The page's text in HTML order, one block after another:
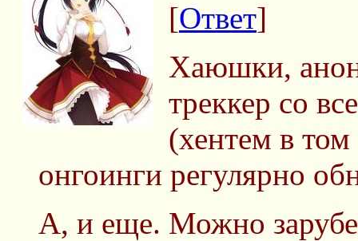
[Ответ]
Хаюшки,
треккер со
(хентем в
онгоинги регулярно
А, и еще. Можно